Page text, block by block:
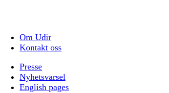
Om Udir
Kontakt oss
Presse
Nyhetsvarsel
English pages